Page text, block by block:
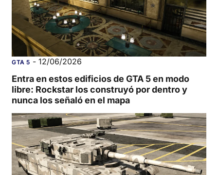
GTA 5 - 12/06/2026
Entra en estos edificios de GTA 5 en modo
libre: Rockstar los construyó por dentro y
nunca los señaló en el mapa